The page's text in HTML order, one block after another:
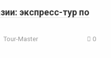
экспресс-тур по
Tour-Master 0